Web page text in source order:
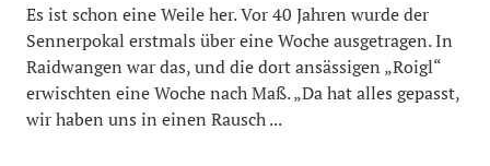
Es ist schon eine Weile her. Vor 40 Jahren wurde der
Sennerpokal erstmals über eine Woche ausgetragen. In
Raidwangen war das, und die dort ansässigen „Roigl“
erwischten eine Woche nach Maß. „Da hat alles gepasst,
wir haben uns in einen Rausch ...